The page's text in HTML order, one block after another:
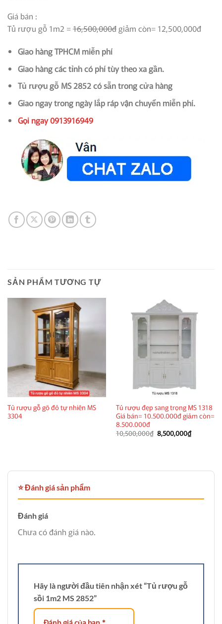
Giá bán :
Tủ rượu gỗ 1m2 =16,500,000đ giảm còn= 12,500,000đ
Giao hàng TPHCM miễn phí
Giao hàng các tỉnh có phí tùy theo xa gần.
Tủ rượu gỗ MS 2852 có sẵn trong cửa hàng
Giao ngay trong ngày lắp ráp vận chuyển miễn phí.
Gọi ngay 0913916949
SẢN PHẨM TƯƠNG TỰ
Tủ rượu gỗ gõ đỏ tự nhiên MS
3304
Tủ rượu đẹp sang trọng MS 1318
Giá bán= 10.500.000đ giảm còn=
8.500.000đ
10,500,000₫ Giá
gốc
8,500,000₫Giá
hiện
⭐ Đánh giá sản phẩm
Đánh giá
Chưa có đánh giá nào.
Hãy là người đầu tiên nhận xét “Tủ rượu gỗ
sồi 1m2 MS 2852”